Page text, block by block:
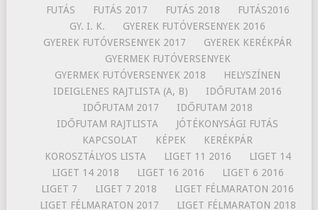
FUTÁS
FUTÁS 2017 FUTÁS 2018
FUTÁS2016
GY. I. K.
GYEREK FUTÓVERSENYEK 2016
GYEREK FUTÓVERSENYEK 2017
GYEREK KERÉKPÁR
GYERMEK FUTÓVERSENYEK
GYERMEK FUTÓVERSENYEK 2018
HELYSZÍNEN
IDEIGLENES RAJTLISTA (A, B)
IDŐFUTAM 2016
IDŐFUTAM 2017
IDŐFUTAM 2018
IDŐFUTAM RAJTLISTA
JÓTÉKONYSÁGI FUTÁS
KAPCSOLAT
KÉPEK
KERÉKPÁR
KOROSZTÁLYOS LISTA
LIGET 11 2016
LIGET 14
LIGET 14 2018
LIGET 16 2016
LIGET 6 2016
LIGET 7
LIGET 7 2018
LIGET FÉLMARATON 2016
LIGET FÉLMARATON 2017
LIGET FÉLMARATON 2018